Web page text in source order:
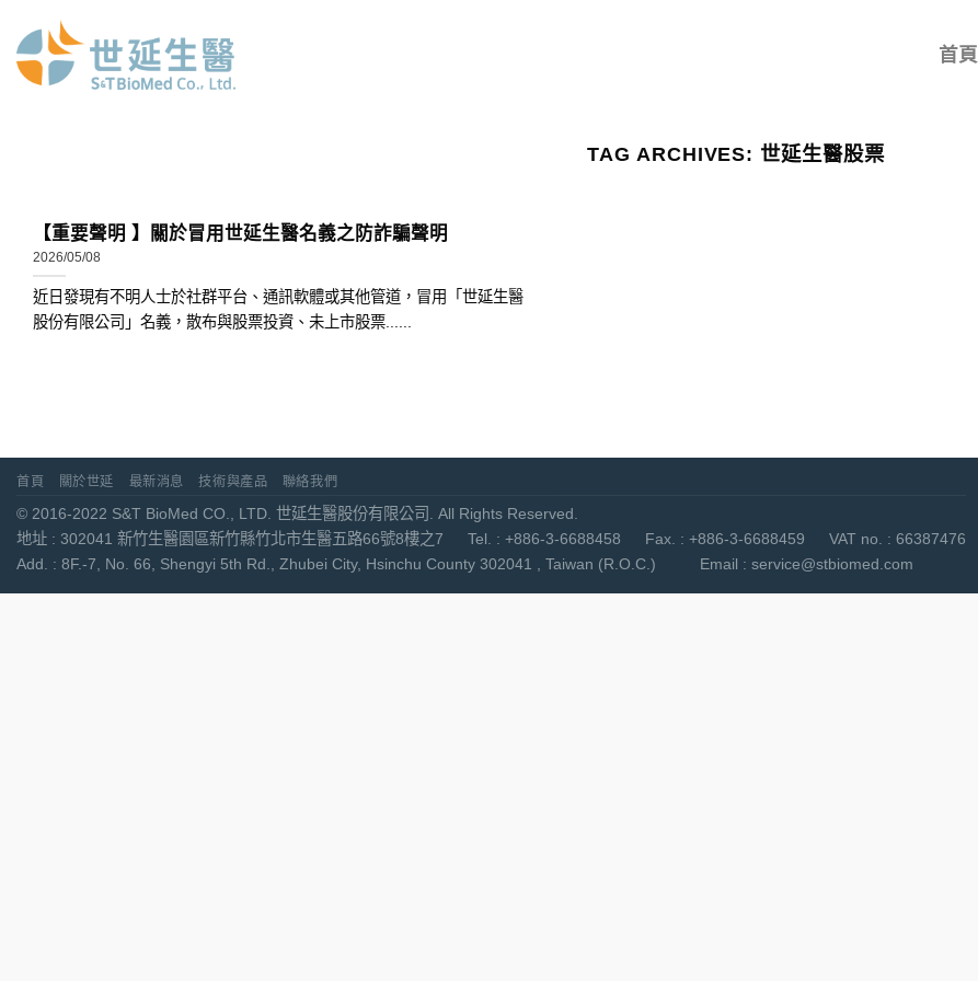
content
首頁
TAG ARCHIVES: 世延生醫股票
【重要聲明 】關於冒用世延生醫名義之防詐騙聲明
2026/05/08
近日發現有不明人士於社群平台、通訊軟體或其他管道，冒用「世延生醫
股份有限公司」名義，散布與股票投資、未上市股票......
首頁 關於世延 最新消息 技術與產品 聯絡我們
© 2016-2022 S&T BioMed CO., LTD. 世延生醫股份有限公司. All Rights Reserved.
地址 : 302041 新竹生醫園區新竹縣竹北市生醫五路66號8樓之7 Tel. : +886-3-6688458 Fax. : +886-3-6688459 VAT no. : 66387476
Add. : 8F.-7, No. 66, Shengyi 5th Rd., Zhubei City, Hsinchu County 302041 , Taiwan (R.O.C.) Email : service@stbiomed.com